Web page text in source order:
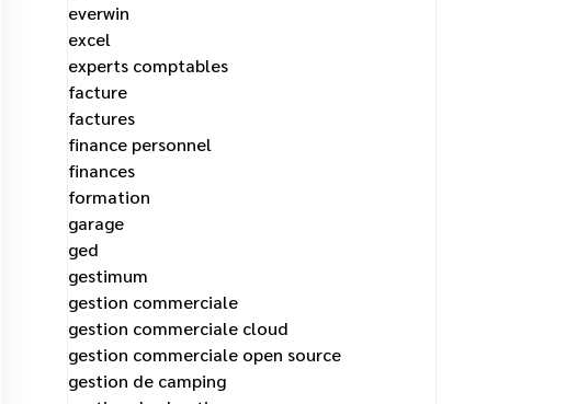
everwin
excel
experts comptables
facture
factures
finance personnel
finances
formation
garage
ged
gestimum
gestion commerciale
gestion commerciale cloud
gestion commerciale open source
gestion de camping